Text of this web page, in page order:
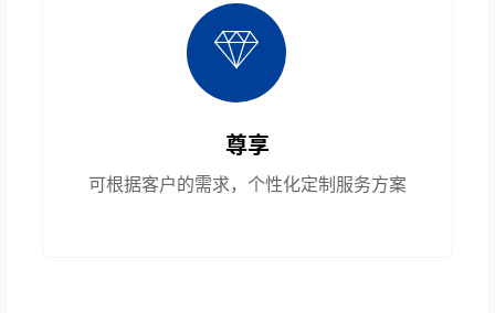
尊享
可根据客户的需求，个性化定制服务方案